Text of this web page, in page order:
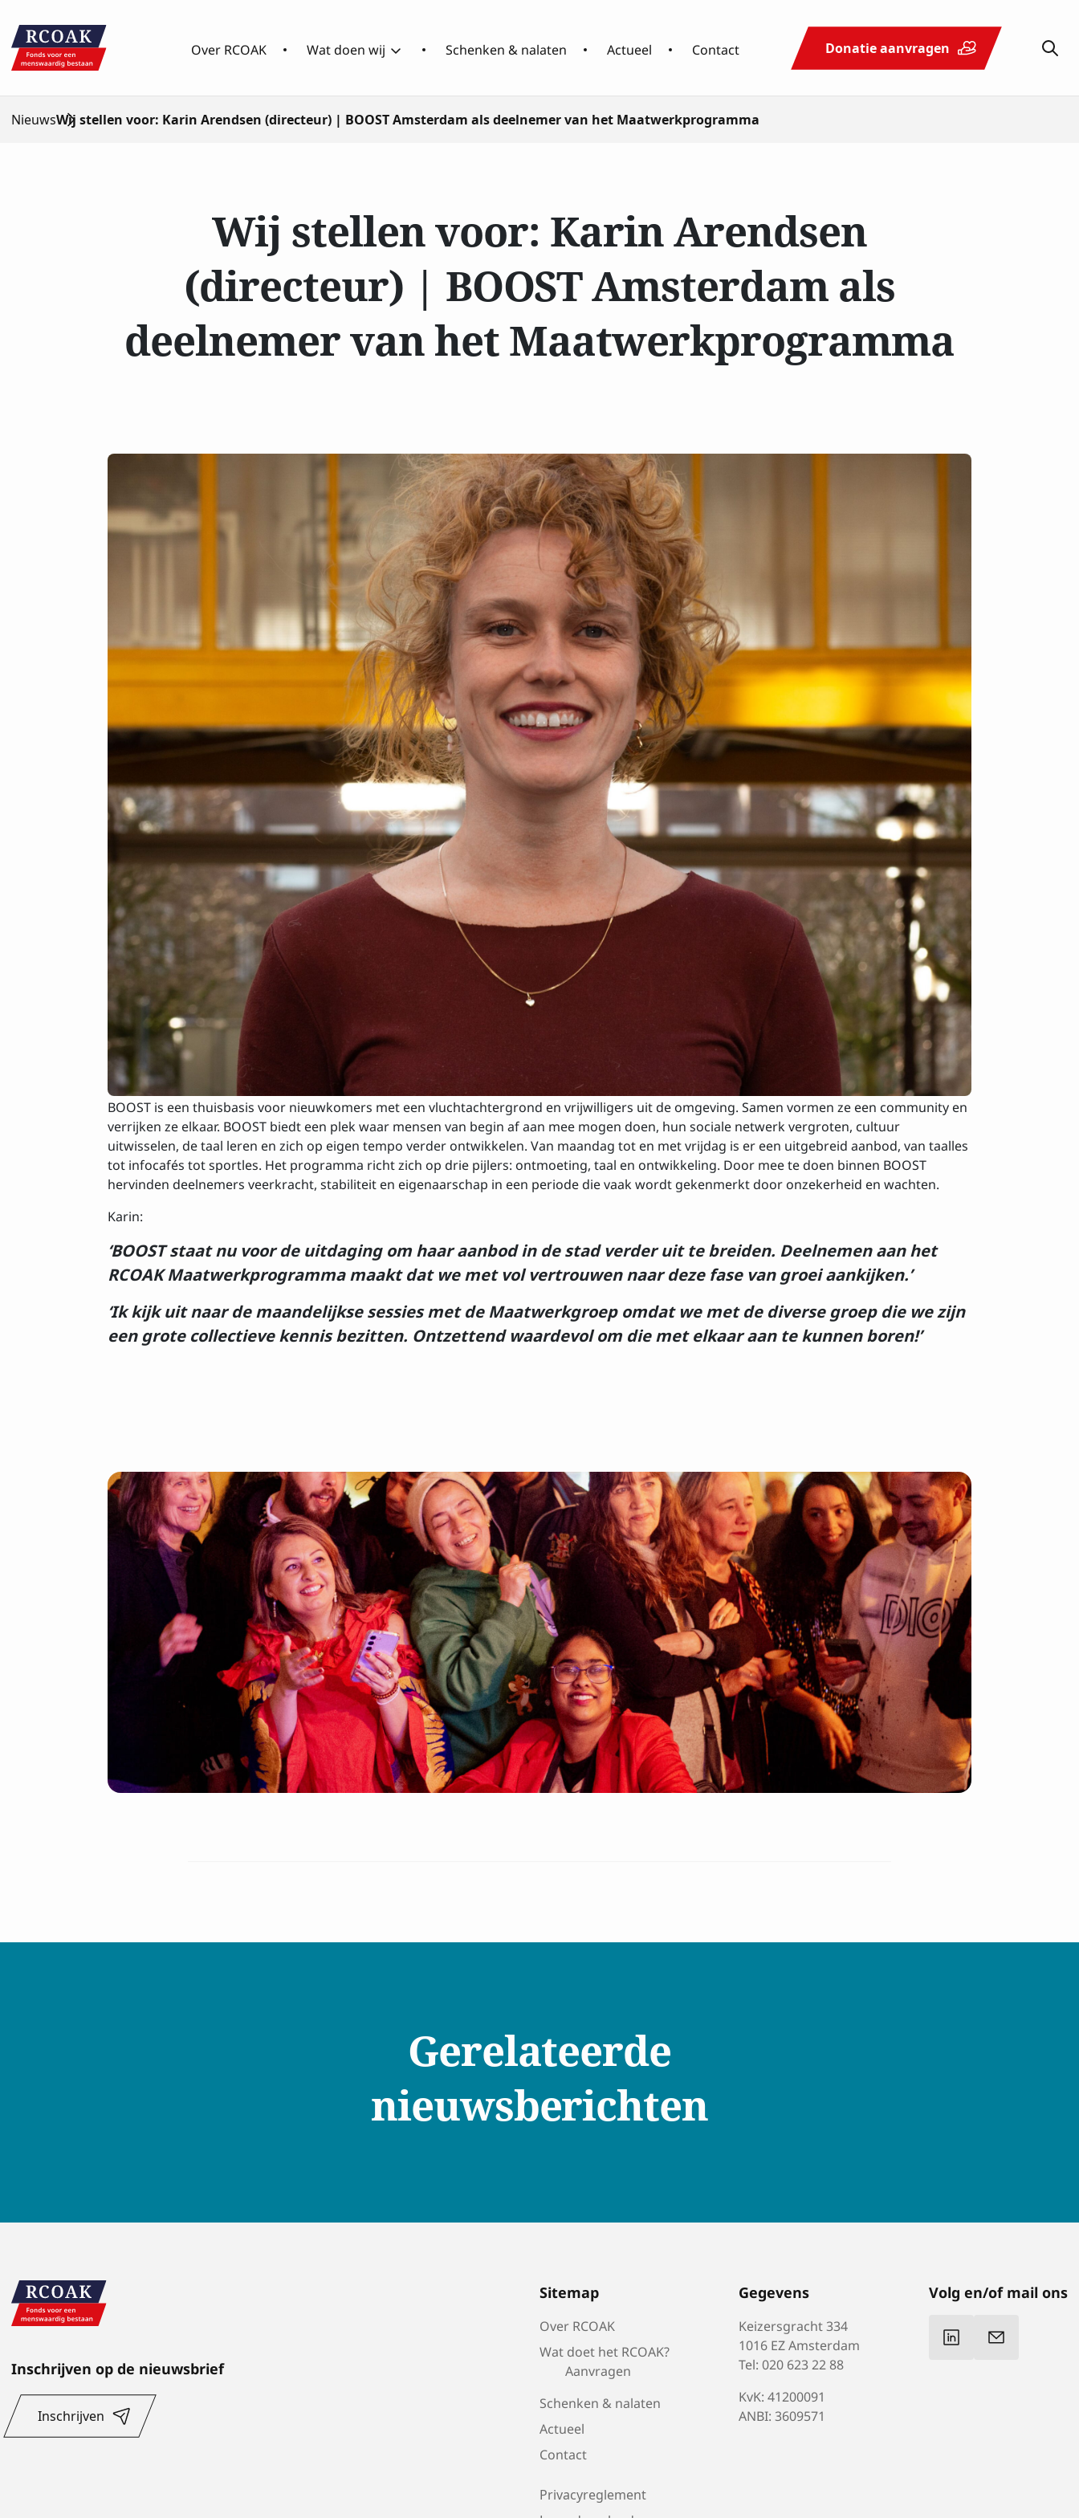
Over RCOAK Wat doen wij Schenken & nalaten Actueel Contact Donatie aanvragen
NieuwsWij stellen voor: Karin Arendsen (directeur) | BOOST Amsterdam als deelnemer van het Maatwerkprogramma
Wij stellen voor: Karin Arendsen
(directeur) | BOOST Amsterdam als
deelnemer van het Maatwerkprogramma
BOOST is een thuisbasis voor nieuwkomers met een vluchtachtergrond en vrijwilligers uit de omgeving. Samen vormen ze een community en
verrijken ze elkaar. BOOST biedt een plek waar mensen van begin af aan mee mogen doen, hun sociale netwerk vergroten, cultuur
uitwisselen, de taal leren en zich op eigen tempo verder ontwikkelen. Van maandag tot en met vrijdag is er een uitgebreid aanbod, van taalles
tot infocafés tot sportles. Het programma richt zich op drie pijlers: ontmoeting, taal en ontwikkeling. Door mee te doen binnen BOOST
hervinden deelnemers veerkracht, stabiliteit en eigenaarschap in een periode die vaak wordt gekenmerkt door onzekerheid en wachten.
Karin:
‘BOOST staat nu voor de uitdaging om haar aanbod in de stad verder uit te breiden. Deelnemen aan het
RCOAK Maatwerkprogramma maakt dat we met vol vertrouwen naar deze fase van groei aankijken.’
‘Ik kijk uit naar de maandelijkse sessies met de Maatwerkgroep omdat we met de diverse groep die we zijn
een grote collectieve kennis bezitten. Ontzettend waardevol om die met elkaar aan te kunnen boren!’
Gerelateerde
nieuwsberichten
Inschrijven op de nieuwsbrief
E-mailadres
Inschrijven op de nieuwsbrief
Inschrijven
Sitemap
Over RCOAK
Wat doet het RCOAK?
Aanvragen
Schenken & nalaten
Actueel
Contact
Privacyreglement
Gegevens
Keizersgracht 334
1016 EZ Amsterdam
Tel: 020 623 22 88
KvK: 41200091
ANBI: 3609571
Volg en/of mail ons